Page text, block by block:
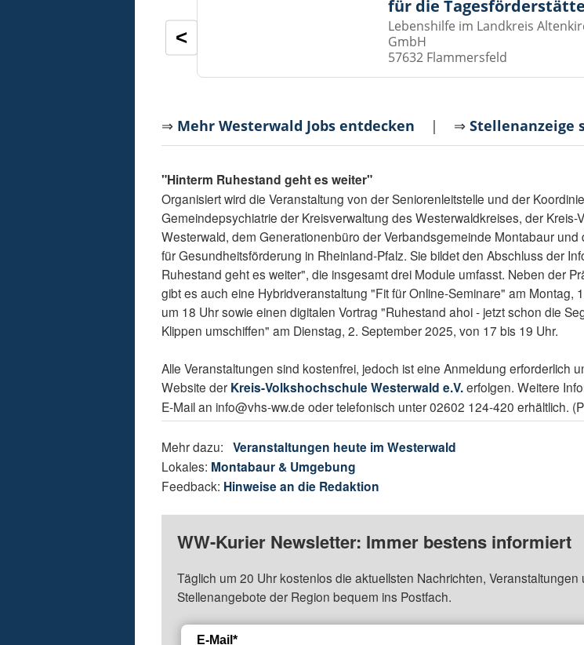
für die Tagesförderstätte
Lebenshilfe im Landkreis
GmbH
57632 Flammersfeld
<
⇒ Mehr Westerwald Jobs entdecken | ⇒Stellenanzeige
"Hinterm Ruhestand geht es weiter"
Organisiert wird die Veranstaltung von der Seniorenleitstelle und der
Gemeindepsychiatrie der Kreisverwaltung des Westerwaldkreises, der Kreis-
Westerwald, dem Generationenbüro der Verbandsgemeinde Montabaur und
für Gesundheitsförderung in Rheinland-Pfalz. Sie bildet den Abschluss der
Ruhestand geht es weiter", die insgesamt drei Module umfasst. Neben der
gibt es auch eine Hybridveranstaltung "Fit für Online-Seminare" am Montag,
um 18 Uhr sowie einen digitalen Vortrag "Ruhestand ahoi - jetzt schon die
Klippen umschiffen" am Dienstag, 2. September 2025, von 17 bis 19 Uhr.
Alle Veranstaltungen sind kostenfrei, jedoch ist eine Anmeldung erforderlich
Website der Kreis-Volkshochschule Westerwald e.V.erfolgen. Weitere
E-Mail an info@vhs-ww.de oder telefonisch unter 02602 124-420 erhältlich.
Mehr dazu:Veranstaltungen heute im Westerwald
Lokales: Montabaur & Umgebung
Feedback: Hinweise an die Redaktion
WW-Kurier Newsletter: Immer bestens informiert
Täglich um 20 Uhr kostenlos die aktuellsten Nachrichten, Veranstaltungen
Stellenangebote der Region bequem ins Postfach.
E-Mail*